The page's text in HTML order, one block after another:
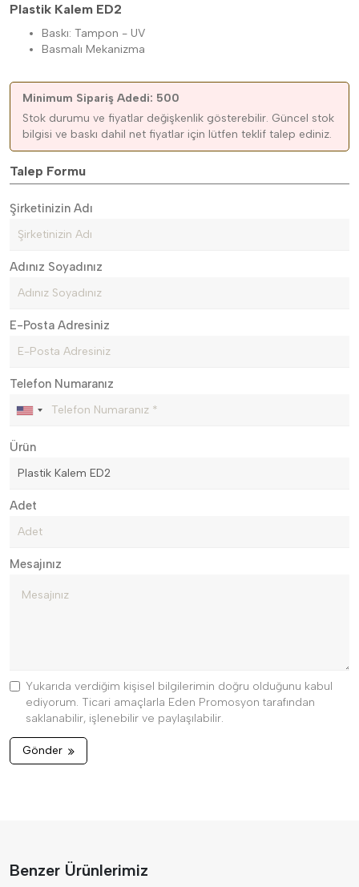
Plastik Kalem ED2
Baskı: Tampon - UV
Basmalı Mekanizma
Minimum Sipariş Adedi: 500
Stok durumu ve fiyatlar değişkenlik gösterebilir. Güncel stok
bilgisi ve baskı dahil net fiyatlar için lütfen teklif talep ediniz.
Talep Formu
Şirketinizin Adı
Adınız Soyadınız
E-Posta Adresiniz
Telefon Numaranız
Ürün
Adet
Mesajınız
Yukarıda verdiğim kişisel bilgilerimin doğru olduğunu kabul
ediyorum. Ticari amaçlarla Eden Promosyon tarafından
saklanabilir, işlenebilir ve paylaşılabilir.
Gönder
Benzer Ürünlerimiz